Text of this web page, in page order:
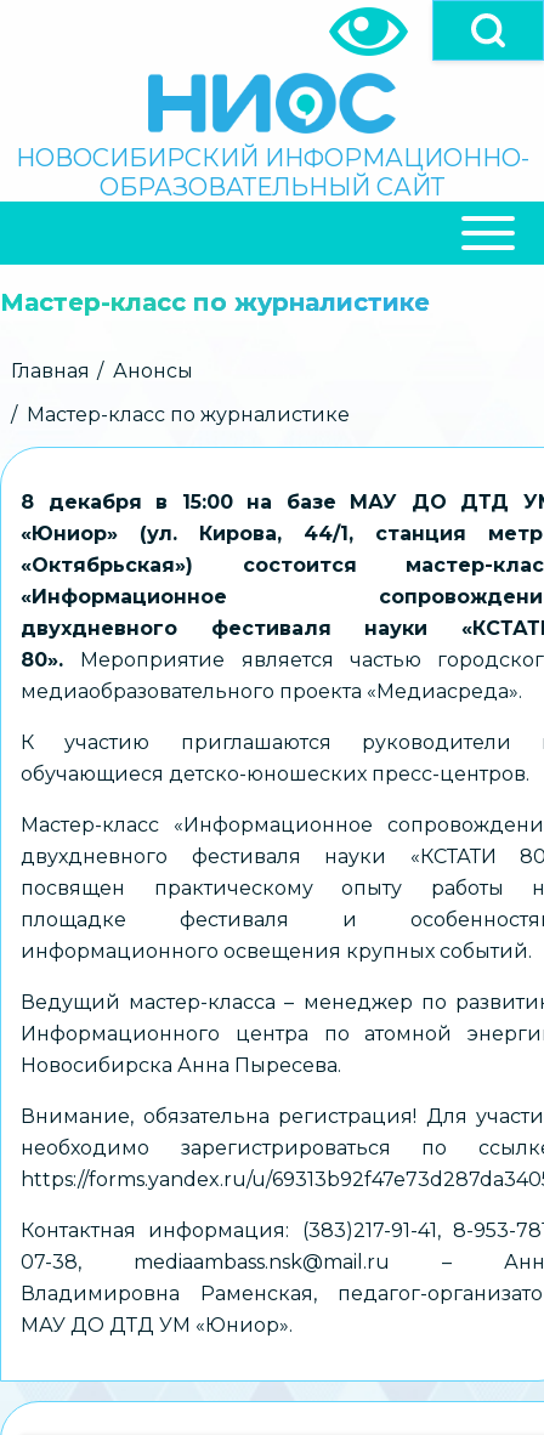
Поиск
НОВОСИБИРСКИЙ ИНФОРМАЦИОННО-
ОБРАЗОВАТЕЛЬНЫЙ САЙТ
НАВИГАЦИЯ
Мастер-класс по журналистике
Строка
Главная
Анонсы
Мастер-класс по журналистике
8 декабря в 15:00 на базе МАУ ДО ДТД
«Юниор» (ул. Кирова, 44/1, станция
«Октябрьская») состоится мастер-
«Информационное
двухдневного фестиваля науки
80». Мероприятие является частью
медиаобразовательного проекта «Медиасреда».
К участию приглашаются руководители
обучающиеся детско-юношеских пресс-центров.
Мастер-класс «Информационное
двухдневного фестиваля науки «КСТАТИ
посвящен практическому опыту работы
площадке фестиваля и
информационного освещения крупных событий.
Ведущий мастер-класса – менеджер по
Информационного центра по атомной
Новосибирска Анна Пыресева.
Внимание, обязательна регистрация! Для
необходимо зарегистрироваться по
https://forms.yandex.ru/u/
Контактная информация: (383)217-91-41, 8-953-
07-38, mediaambass.nsk@mail.ru
–
Владимировна Раменская, педагог-
МАУ ДО ДТД УМ «Юниор».